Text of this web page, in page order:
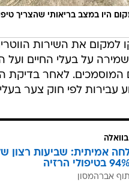
היו במצב בריאותי שהצריך
למקום את השירות
על בעלי החיים ועל
המוסמכים. לאחר בדיקת
עבירות לפי חוק צער בעלי
אמיתית: שביעות רצון
אברהמסון